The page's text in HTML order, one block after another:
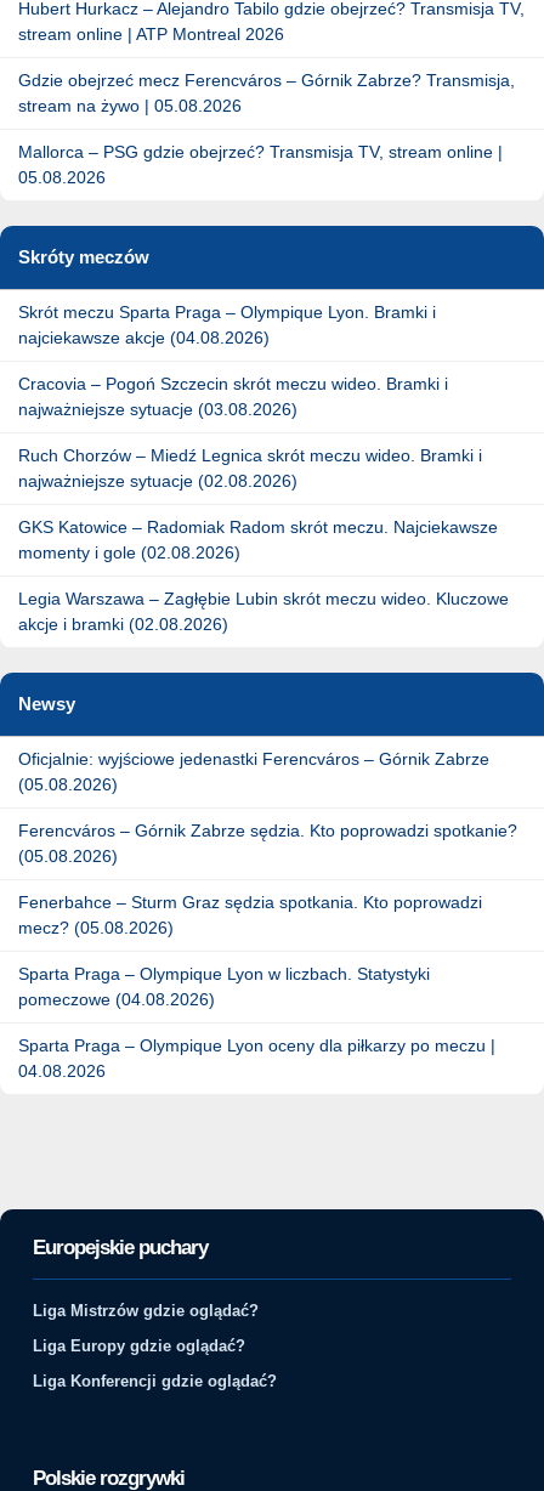
Hubert Hurkacz – Alejandro Tabilo gdzie obejrzeć? Transmisja TV,
stream online | ATP Montreal 2026
Gdzie obejrzeć mecz Ferencváros – Górnik Zabrze? Transmisja,
stream na żywo | 05.08.2026
Mallorca – PSG gdzie obejrzeć? Transmisja TV, stream online |
05.08.2026
Skróty meczów
Skrót meczu Sparta Praga – Olympique Lyon. Bramki i
najciekawsze akcje (04.08.2026)
Cracovia – Pogoń Szczecin skrót meczu wideo. Bramki i
najważniejsze sytuacje (03.08.2026)
Ruch Chorzów – Miedź Legnica skrót meczu wideo. Bramki i
najważniejsze sytuacje (02.08.2026)
GKS Katowice – Radomiak Radom skrót meczu. Najciekawsze
momenty i gole (02.08.2026)
Legia Warszawa – Zagłębie Lubin skrót meczu wideo. Kluczowe
akcje i bramki (02.08.2026)
Newsy
Oficjalnie: wyjściowe jedenastki Ferencváros – Górnik Zabrze
(05.08.2026)
Ferencváros – Górnik Zabrze sędzia. Kto poprowadzi spotkanie?
(05.08.2026)
Fenerbahce – Sturm Graz sędzia spotkania. Kto poprowadzi
mecz? (05.08.2026)
Sparta Praga – Olympique Lyon w liczbach. Statystyki
pomeczowe (04.08.2026)
Sparta Praga – Olympique Lyon oceny dla piłkarzy po meczu |
04.08.2026
Europejskie puchary
Liga Mistrzów gdzie oglądać?
Liga Europy gdzie oglądać?
Liga Konferencji gdzie oglądać?
Polskie rozgrywki